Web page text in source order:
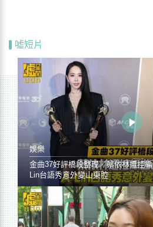
噓短片
娛樂
金曲37好評橋段整理／蔡依林遭控
Lin台語秀意外變山東腔